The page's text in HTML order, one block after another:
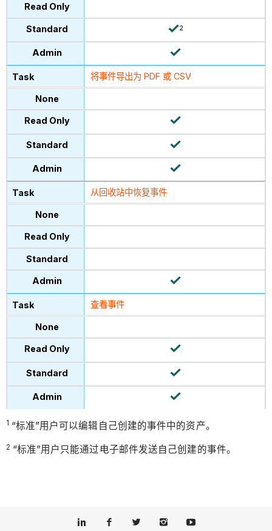
2
将事件导出为 PDF 或 CSV
从回收站中恢复事件
查看事件
1 “标准”用户可以编辑自己创建的事件中的资产。
2 “标准”用户只能通过电子邮件发送自己创建的事件。